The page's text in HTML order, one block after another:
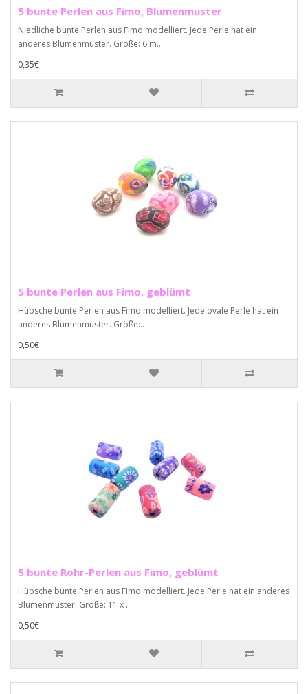
5 bunte Perlen aus Fimo, Blumenmuster
Niedliche bunte Perlen aus Fimo modelliert. Jede Perle hat ein
anderes Blumenmuster. Größe: 6 m..
0,35€
5 bunte Perlen aus Fimo, geblümt
Hübsche bunte Perlen aus Fimo modelliert. Jede ovale Perle hat ein
anderes Blumenmuster. Größe:..
0,50€
5 bunte Rohr-Perlen aus Fimo, geblümt
Hübsche bunte Perlen aus Fimo modelliert. Jede Perle hat ein anderes
Blumenmuster. Größe: 11 x ..
0,50€